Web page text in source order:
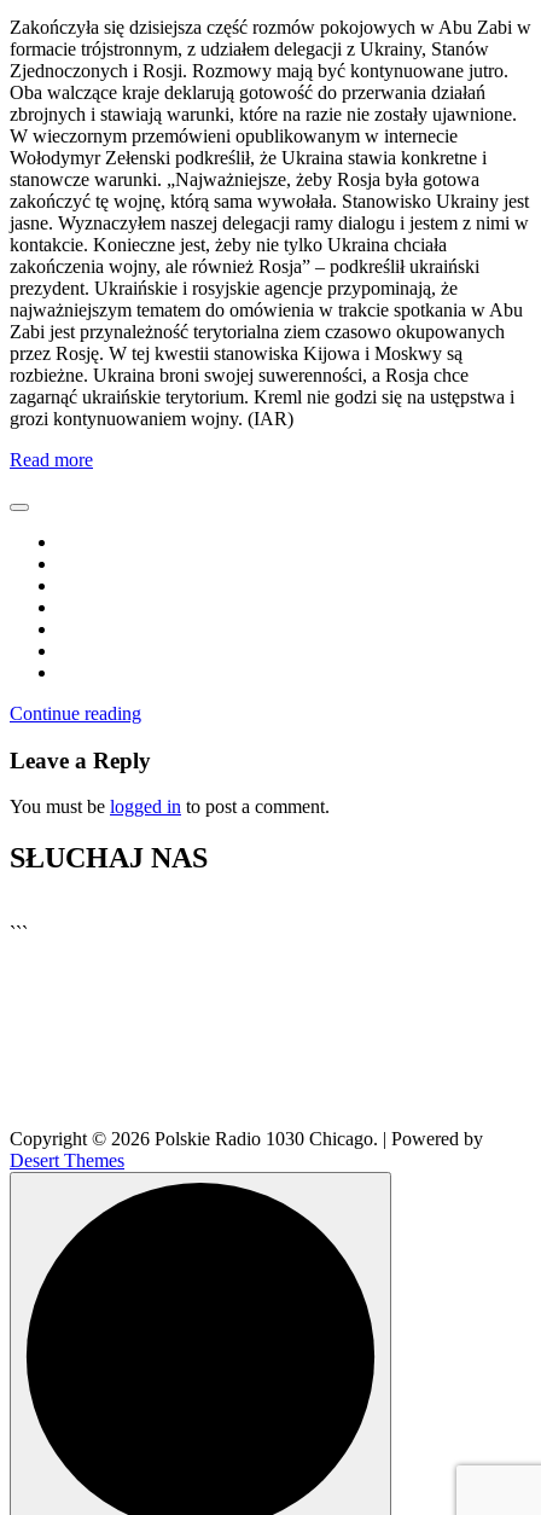
Zakończyła się dzisiejsza część rozmów pokojowych w Abu Zabi w
formacie trójstronnym, z udziałem delegacji z Ukrainy, Stanów
Zjednoczonych i Rosji. Rozmowy mają być kontynuowane jutro.
Oba walczące kraje deklarują gotowość do przerwania działań
zbrojnych i stawiają warunki, które na razie nie zostały ujawnione.
W wieczornym przemówieni opublikowanym w internecie
Wołodymyr Zełenski podkreślił, że Ukraina stawia konkretne i
stanowcze warunki. „Najważniejsze, żeby Rosja była gotowa
zakończyć tę wojnę, którą sama wywołała. Stanowisko Ukrainy jest
jasne. Wyznaczyłem naszej delegacji ramy dialogu i jestem z nimi w
kontakcie. Konieczne jest, żeby nie tylko Ukraina chciała
zakończenia wojny, ale również Rosja” – podkreślił ukraiński
prezydent. Ukraińskie i rosyjskie agencje przypominają, że
najważniejszym tematem do omówienia w trakcie spotkania w Abu
Zabi jest przynależność terytorialna ziem czasowo okupowanych
przez Rosję. W tej kwestii stanowiska Kijowa i Moskwy są
rozbieżne. Ukraina broni swojej suwerenności, a Rosja chce
zagarnąć ukraińskie terytorium. Kreml nie godzi się na ustępstwa i
grozi kontynuowaniem wojny. (IAR)
Read more
Continue reading
Leave a Reply
You must be logged in to post a comment.
SŁUCHAJ NAS
```
Copyright © 2026 Polskie Radio 1030 Chicago. | Powered by
Desert Themes